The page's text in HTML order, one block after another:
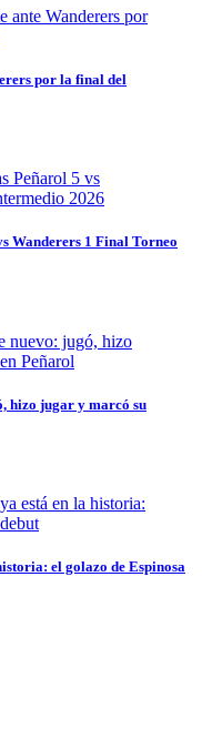
por la final del
Wanderers 1 Final Torneo
hizo jugar y marcó su
el golazo de Espinosa